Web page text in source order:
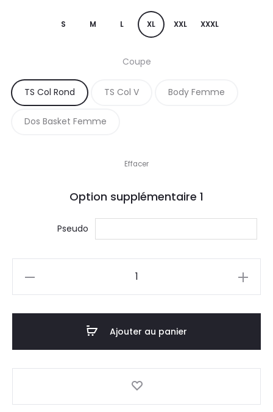
S M L XL XXL XXXL
Coupe
TS Col Rond TS Col V Body Femme
Dos Basket Femme
Effacer
Option supplémentaire 1
Pseudo
Ajouter au panier